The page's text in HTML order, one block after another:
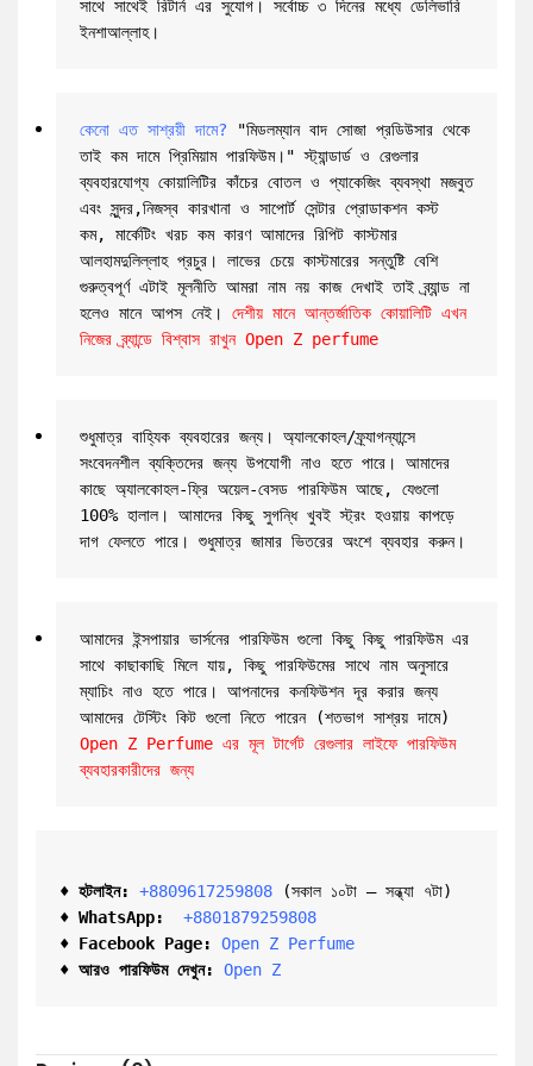
সাথে সাথেই রিটার্ন এর সুযোগ। সর্বোচ্চ ৩ দিনের মধ্যে ডেলিভারি
ইনশাআল্লাহ।
কেনো এত সাশ্রয়ী দামে? "মিডলম্যান বাদ সোজা প্রডিউসার থেকে
তাই কম দামে প্রিমিয়াম পারফিউম।" স্ট্যান্ডার্ড ও রেগুলার
ব্যবহারযোগ্য কোয়ালিটির কাঁচের বোতল ও প্যাকেজিং ব্যবস্থা মজবুত
এবং সুন্দর,নিজস্ব কারখানা ও সাপোর্ট সেন্টার প্রোডাকশন কস্ট
কম, মার্কেটিং খরচ কম কারণ আমাদের রিপিট কাস্টমার
আলহামদুলিল্লাহ প্রচুর। লাভের চেয়ে কাস্টমারের সন্তুষ্টি বেশি
গুরুত্বপূর্ণ এটাই মূলনীতি আমরা নাম নয় কাজ দেখাই তাই ব্র্যান্ড না
হলেও মানে আপস নেই। দেশীয় মানে আন্তর্জাতিক কোয়ালিটি এখন
নিজের ব্র্যান্ডে বিশ্বাস রাখুন Open Z perfume
শুধুমাত্র বাহ্যিক ব্যবহারের জন্য। অ্যালকোহল/ফ্র্যাগন্যান্সে
সংবেদনশীল ব্যক্তিদের জন্য উপযোগী নাও হতে পারে। আমাদের
কাছে অ্যালকোহল-ফ্রি অয়েল-বেসড পারফিউম আছে, যেগুলো
100% হালাল। আমাদের কিছু সুগন্ধি খুবই স্ট্রং হওয়ায় কাপড়ে
দাগ ফেলতে পারে। শুধুমাত্র জামার ভিতরের অংশে ব্যবহার করুন।
আমাদের ইন্সপায়ার ভার্সনের পারফিউম গুলো কিছু কিছু পারফিউম এর
সাথে কাছাকাছি মিলে যায়, কিছু পারফিউমের সাথে নাম অনুসারে
ম্যাচিং নাও হতে পারে। আপনাদের কনফিউশন দূর করার জন্য
Open Z Perfume এর মূল টার্গেট রেগুলার লাইফে পারফিউম
ব্যবহারকারীদের জন্য
♦ হটলাইন: +8809617259808
(সকাল ১০টা – সন্ধ্যা ৭টা)
♦ WhatsApp:
+8801879259808
♦ Facebook Page:
Open Z Perfume
♦ আরও পারফিউম দেখুন:
Open Z